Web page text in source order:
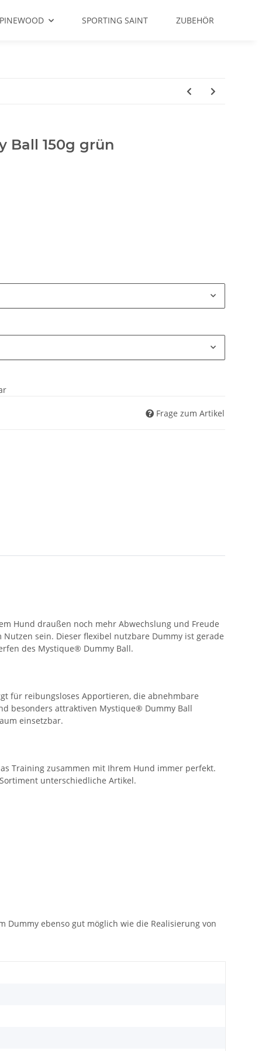
PINEWOOD SPORTING SAINT ZUBEHÖR
Ball 150g grün
Frage zum Artikel
Hund draußen noch mehr Abwechslung und Freude
sein. Dieser flexibel nutzbare Dummy ist gerade
des Mystique® Dummy Ball.
für reibungsloses Apportieren, die abnehmbare
besonders attraktiven Mystique® Dummy Ball
einsetzbar.
Training zusammen mit Ihrem Hund immer perfekt.
unterschiedliche Artikel.
ebenso gut möglich wie die Realisierung von